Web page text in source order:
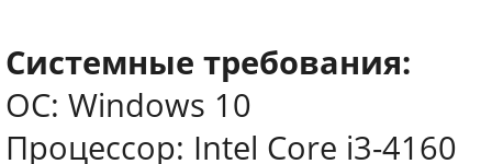
Системные требования:
ОС: Windows 10
Процессор: Intel Core i3-4160